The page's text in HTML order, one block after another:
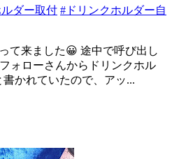
ダー取付 #ドリンクホルダー自
て来ました😀 途中で呼び出し
ォローさんからドリンクホル
かれていたので、アッ...